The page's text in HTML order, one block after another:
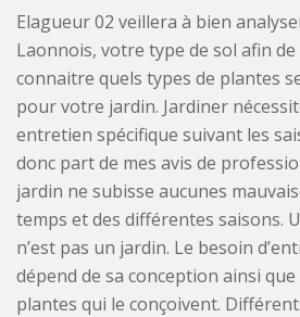
Elagueur 02 veillera à bien
Laonnois, votre type de sol afin
connaitre quels types de plantes
pour votre jardin. Jardiner
entretien spécifique suivant les
donc part de mes avis de
jardin ne subisse aucunes
temps et des différentes saisons.
n’est pas un jardin. Le besoin
dépend de sa conception ainsi
plantes qui le conçoivent.